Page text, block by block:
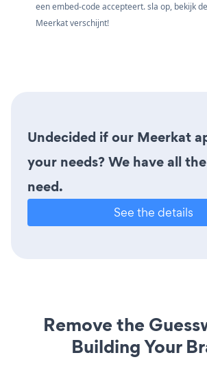
een embed-code accepteert. sla op, bekijk
Meerkat verschijnt!
Undecided if our Meerkat
your needs? We have all
need.
See the details
Remove the
Building Your